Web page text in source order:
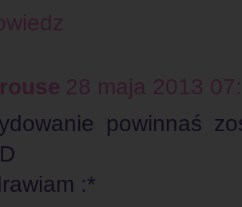
28 maja 2013
powinnaś
:*